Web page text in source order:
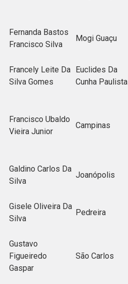
Fernanda Bastos
Francisco Silva
Mogi Guaçu
Francely Leite Da
Silva Gomes
Euclides Da
Cunha Paulista
Francisco Ubaldo
Vieira Junior
Campinas
Galdino Carlos Da
Silva
Joanópolis
Gisele Oliveira Da
Silva
Pedreira
Gustavo
Figueiredo
Gaspar
São Carlos